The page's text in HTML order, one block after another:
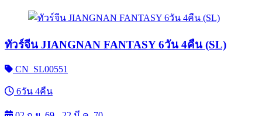
ทัวร์จีน JIANGNAN FANTASY 6วัน 4คืน (SL)
CN_SL00551
6วัน 4คืน